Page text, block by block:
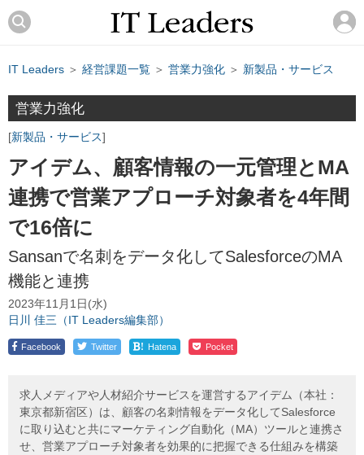
IT Leaders ＞ 経営課題一覧 ＞ 営業力強化 ＞ 新製品・サービス
営業力強化
新製品・サービス
アイデム、顧客情報の一元管理とMA
連携で営業アプローチ対象者を4年間
で16倍に
Sansanで名刺をデータ化してSalesforceのMA
機能と連携
2023年11月1日(水)
日川 佳三（IT Leaders編集部）
Facebook Twitter ! Hatena Pocket
求人メディアや人材紹介サービスを運営するアイデム（本社：
東京都新宿区）は、顧客の名刺情報をデータ化してSalesforce
に取り込むと共にマーケティング自動化（MA）ツールと連携さ
せ、営業アプローチ対象者を効果的に把握できる仕組みを構築